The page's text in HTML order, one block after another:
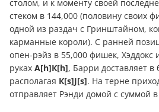
столом, и к моменту своей
стеком в 144,000 (половину своих
одной из раздач с Гринштайном,
карманные короли). С ранней
опен-рэйз в 55,000 фишек, Хэддокс
руках А[h]К[h], Барри доставляет
располагая К[s]J[s]. На терне
отправляет Рэнди домой с суммой